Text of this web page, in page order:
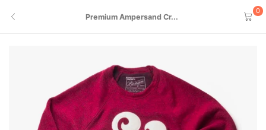
Premium Ampersand Cr...
0